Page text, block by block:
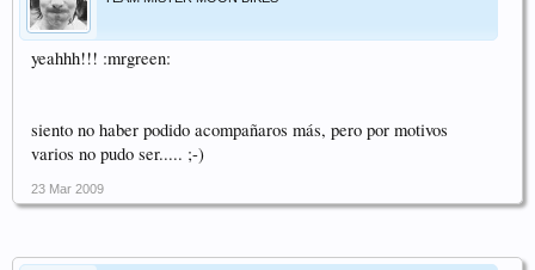
yeahhh!!! :mrgreen:
siento no haber podido acompañaros más, pero por motivos
varios no pudo ser..... ;-)
23 Mar 2009